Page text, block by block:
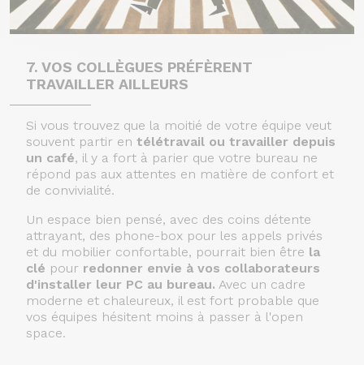
7. VOS COLLÈGUES PRÉFÈRENT
TRAVAILLER AILLEURS
Si vous trouvez que la moitié de votre équipe veut
souvent partir en télétravail ou travailler depuis
un café, il y a fort à parier que votre bureau ne
répond pas aux attentes en matière de confort et
de convivialité.
Un espace bien pensé, avec des coins détente
attrayant, des phone-box pour les appels privés
et du mobilier confortable, pourrait bien être la
clé pour redonner envie à vos collaborateurs
d'installer leur PC au bureau. Avec un cadre
moderne et chaleureux, il est fort probable que
vos équipes hésitent moins à passer à l'open
space.